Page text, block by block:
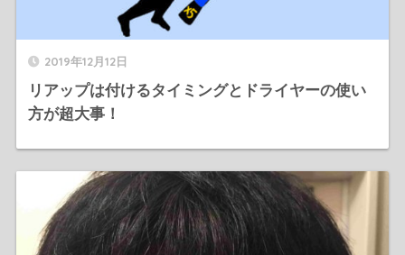
2019年12月12日
リアップは付けるタイミングとドライヤーの使い
方が超大事！